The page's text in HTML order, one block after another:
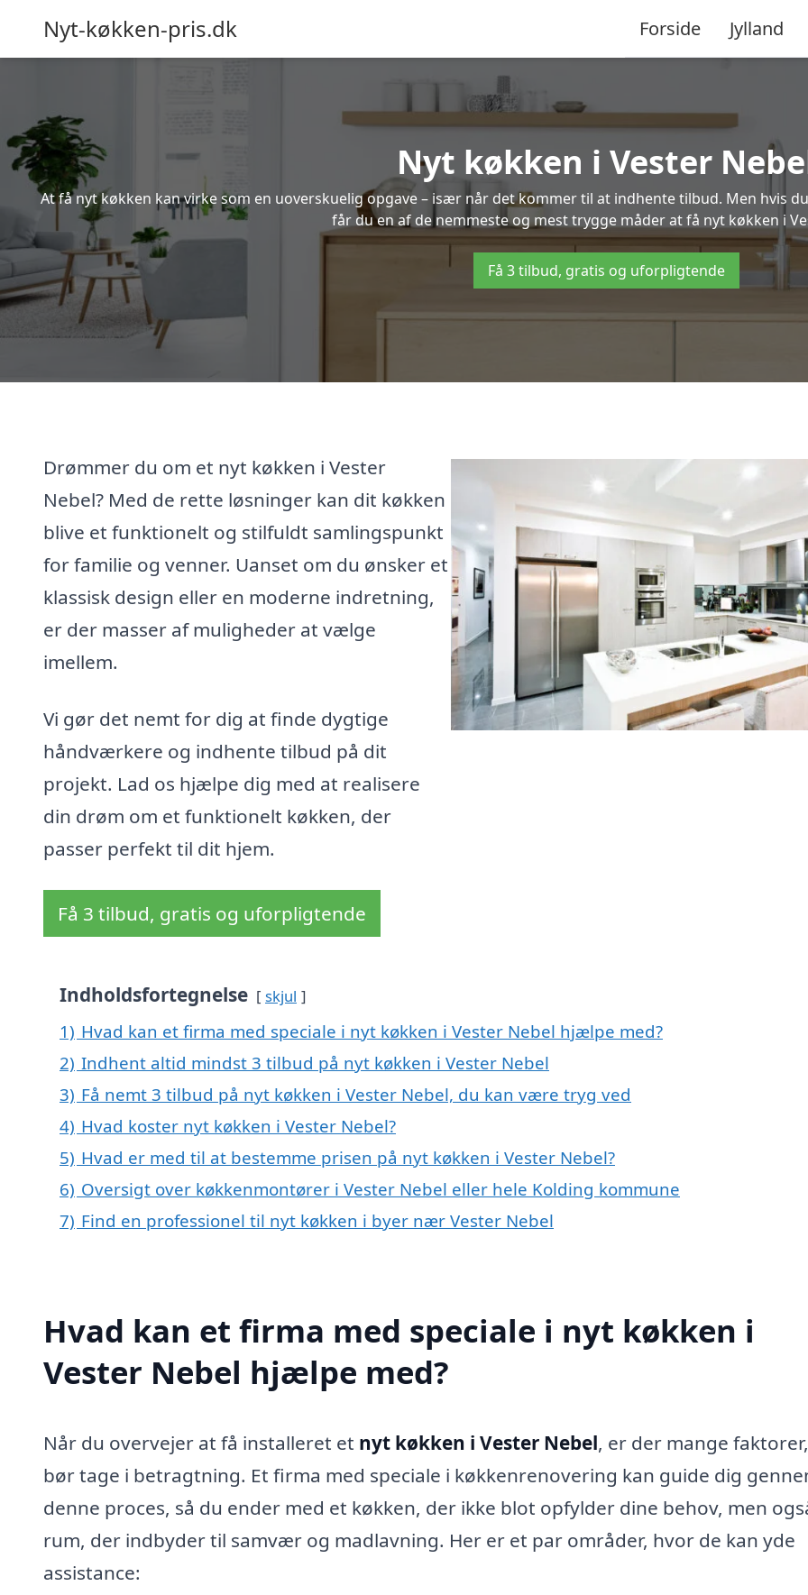
Nyt-køkken-pris.dk Forside Jylland
Nyt køkken i Vester
At få nyt køkken kan virke som en uoverskuelig opgave – især når det kommer til at indhente tilbud. Men hvis
får du en af de nemmeste og mest trygge måder at få nyt køkken i
Få 3 tilbud, gratis og uforpligtende
Drømmer du om et nyt køkken i Vester
Nebel? Med de rette løsninger kan dit køkken
blive et funktionelt og stilfuldt samlingspunkt
for familie og venner. Uanset om du ønsker et
klassisk design eller en moderne indretning,
er der masser af muligheder at vælge
imellem.
Vi gør det nemt for dig at finde dygtige
håndværkere og indhente tilbud på dit
projekt. Lad os hjælpe dig med at realisere
din drøm om et funktionelt køkken, der
passer perfekt til dit hjem.
Få 3 tilbud, gratis og uforpligtende
Indholdsfortegnelse skjul
1) Hvad kan et firma med speciale i nyt køkken i Vester Nebel hjælpe med?
2) Indhent altid mindst 3 tilbud på nyt køkken i Vester Nebel
3) Få nemt 3 tilbud på nyt køkken i Vester Nebel, du kan være tryg ved
4) Hvad koster nyt køkken i Vester Nebel?
5) Hvad er med til at bestemme prisen på nyt køkken i Vester Nebel?
6) Oversigt over køkkenmontører i Vester Nebel eller hele Kolding kommune
7) Find en professionel til nyt køkken i byer nær Vester Nebel
Hvad kan et firma med speciale i nyt køkken i
Vester Nebel hjælpe med?
Når du overvejer at få installeret et nyt køkken i Vester Nebel, er der mange
bør tage i betragtning. Et firma med speciale i køkkenrenovering kan guide dig
denne proces, så du ender med et køkken, der ikke blot opfylder dine behov, men
rum, der indbyder til samvær og madlavning. Her er et par områder, hvor de kan yde
assistance: